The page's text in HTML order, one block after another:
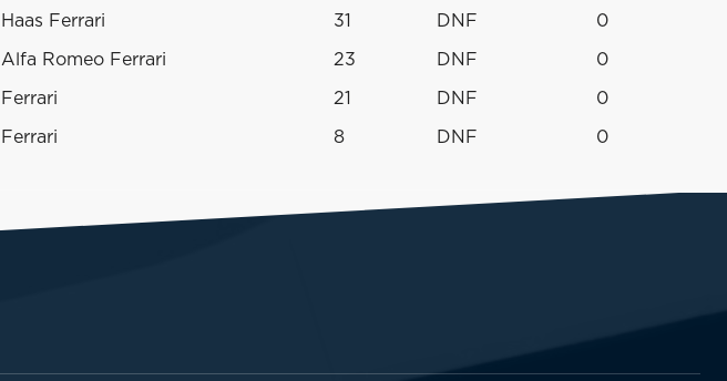
Haas Ferrari 31 DNF 0
Alfa Romeo Ferrari 23 DNF 0
Ferrari 21 DNF 0
Ferrari 8 DNF 0